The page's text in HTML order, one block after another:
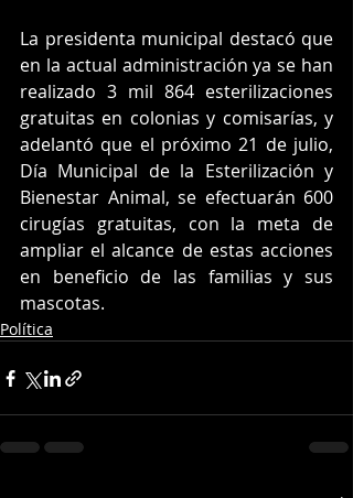
La presidenta municipal destacó que
en la actual administración ya se han
realizado 3 mil 864 esterilizaciones
gratuitas en colonias y comisarías, y
adelantó que el próximo 21 de julio,
Día Municipal de la Esterilización y
Bienestar Animal, se efectuarán 600
cirugías gratuitas, con la meta de
ampliar el alcance de estas acciones
en beneficio de las familias y sus
mascotas.
Política